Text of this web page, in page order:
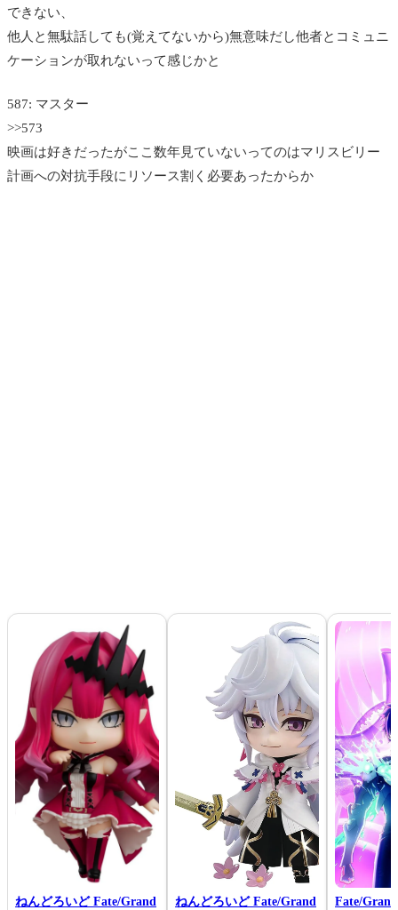
できない、
他人と無駄話しても(覚えてないから)無意味だし他者とコミュニ
ケーションが取れないって感じかと
587: マスター
>>573
映画は好きだったがここ数年見ていないってのはマリスビリー
計画への対抗手段にリソース割く必要あったからか
ねんどろいど Fate/Grand
ねんどろいど Fate/Grand
Fate/